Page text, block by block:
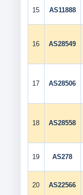
15 AS11888
16 AS28549
17 AS28506
18 AS28558
19 AS278
20 AS22566